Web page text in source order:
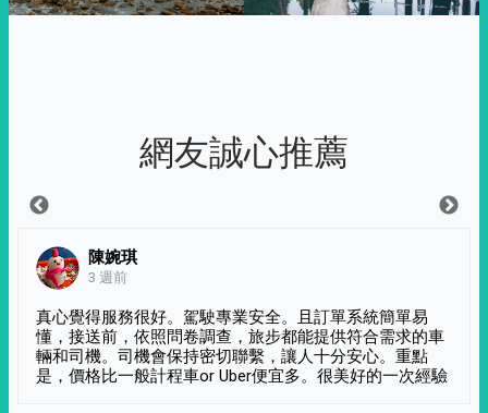
網友誠心推薦
陳婉琪
3 週前
真心覺得服務很好。駕駛專業安全。且訂單系統簡單易
懂，接送前，依照問卷調查，旅步都能提供符合需求的車
輛和司機。司機會保持密切聯繫，讓人十分安心。重點
是，價格比一般計程車or Uber便宜多。很美好的一次經驗